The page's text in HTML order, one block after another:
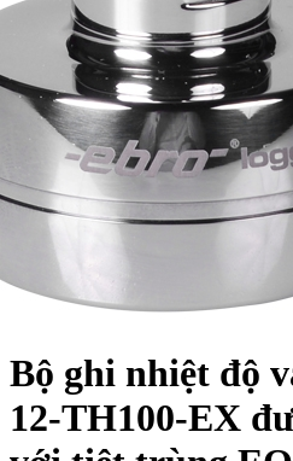
Bộ ghi nhiệt độ
12-TH100-EX